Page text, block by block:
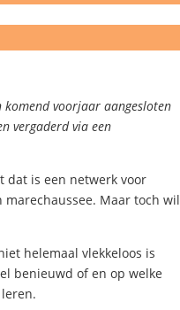
voorjaar aangesloten
vergaderd via een
dat is een netwerk voor
Maar toch wil
helemaal vlekkeloos is
benieuwd of en op welke